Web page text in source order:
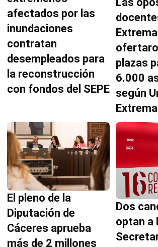
afectados por las
inundaciones
contratan
desempleados para
la reconstrucción
con fondos del SEPE
plazas
6.000
según
El pleno de la
Diputación de
Cáceres aprueba
más de 2 millones
Dos
optan a